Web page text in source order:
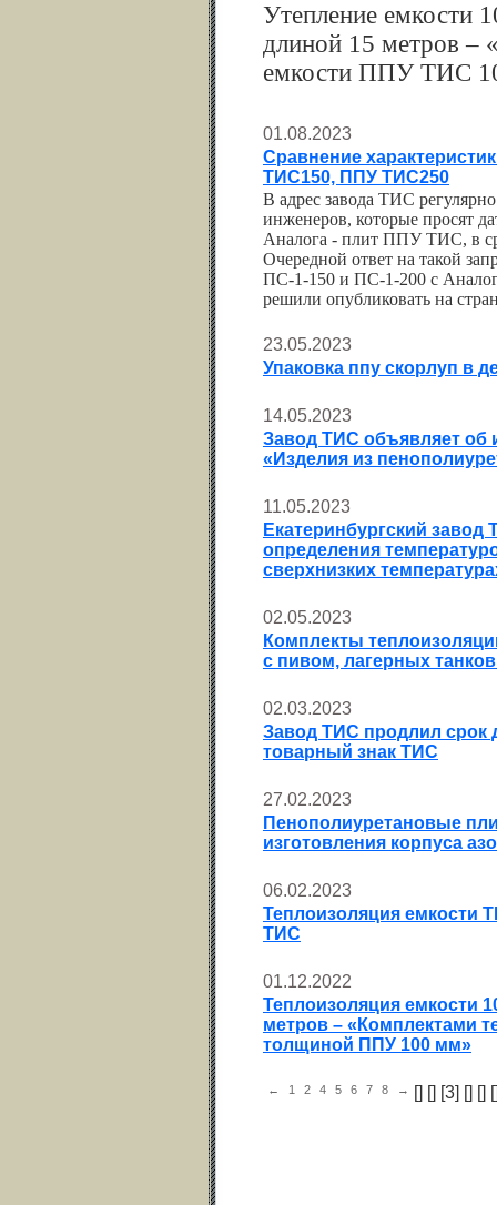
Утепление емкости
длиной 15 метров –
емкости ППУ ТИС
01.08.2023
Сравнение
ТИС150, ППУ ТИС250
В адрес завода ТИС
инженеров, которые просят
Аналога - плит ППУ ТИС, в
Очередной ответ на такой
ПС-1-150 и ПС-1-200 с
решили опубликовать на
23.05.2023
Упаковка ппу скорлуп в
14.05.2023
Завод ТИС объявляет об
«Изделия из
11.05.2023
Екатеринбургский завод
определения
сверхнизких
02.05.2023
Комплекты
с пивом, лагерных
02.03.2023
Завод ТИС продлил срок
товарный знак ТИС
27.02.2023
Пенополиуретановые
изготовления корпуса
06.02.2023
Теплоизоляция емкости
ТИС
01.12.2022
Теплоизоляция емкости
метров – «Комплектами
толщиной ППУ 100 мм»
← [
1 ] [
2 ] [3] [
4 ] [
5 ] [
6 7 8 →